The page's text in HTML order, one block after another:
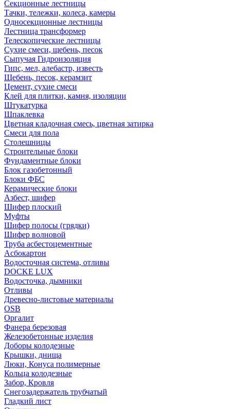
Секционные лестницы
Тачки, тележки, колеса, камеры
Односекционные лестницы
Лестница трансформер
Телескопические лестницы
Сухие смеси, щебень, песок
Сыпучая Гидроизоляция
Гипс, мел, алебастр, известь
Щебень, песок, керамзит
Цемент, сухие смеси
Клей для плитки, камня, изоляции
Штукатурка
Шпаклевка
Цветная кладочная смесь, цветная затирка
Смеси для пола
Столешницы
Строительные блоки
Фундаментные блоки
Блок газобетонный
Блоки ФБС
Керамические блоки
Азбест, шифер
Шифер плоский
Муфты
Шифер полосы (грядки)
Шифер волновой
Труба асбестоцементные
Асбокартон
Водосточная система, отливы
DOCKE LUX
Водосточка, дымники
Отливы
Древесно-листовые материалы
OSB
Оргалит
Фанера березовая
Железобетонные изделия
Доборы колодезные
Крышки, днища
Люки, Конуса полимерные
Кольца колодезные
Забор, Кровля
Снегозадержатель трубчатый
Гладкий лист